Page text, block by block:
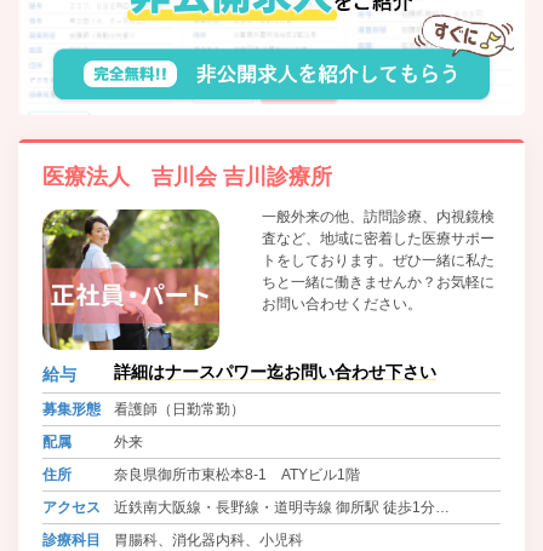
医療法人 吉川会 吉川診療所
一般外来の他、訪問診療、内視鏡検
査など、地域に密着した医療サポー
トをしております。ぜひ一緒に私た
ちと一緒に働きませんか？お気軽に
お問い合わせください。
給与 詳細はナースパワー迄お問い合わせ下さい
募集形態
看護師（日勤常勤）
配属
外来
住所
奈良県御所市東松本8-1 ATYビル1階
アクセス
近鉄南大阪線・長野線・道明寺線 御所駅 徒歩1分
JR関西本線・大和路線 御所駅 徒歩2分
診療科目 胃腸科、消化器内科、小児科